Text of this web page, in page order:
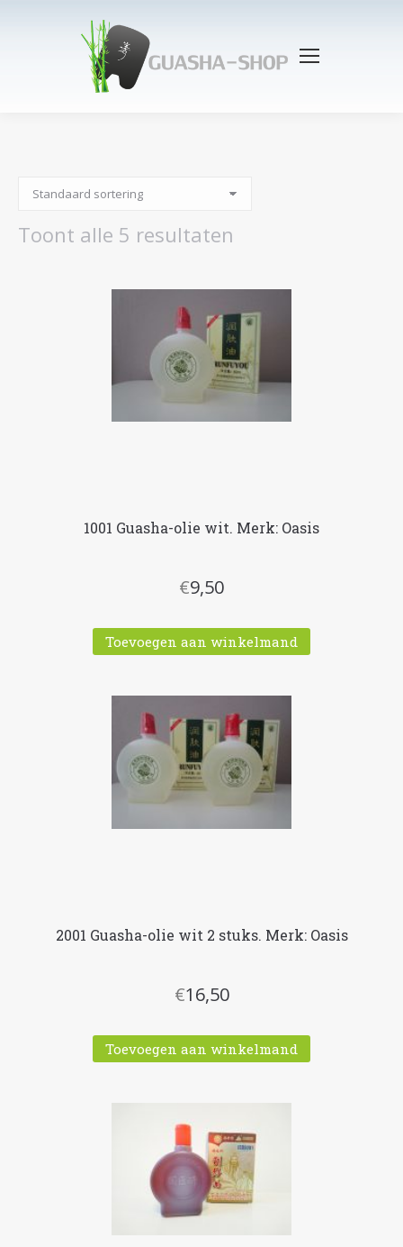
Toont alle 5 resultaten
1001 Guasha-olie wit. Merk: Oasis
€9,50
Toevoegen aan winkelmand
2001 Guasha-olie wit 2 stuks. Merk: Oasis
€16,50
Toevoegen aan winkelmand